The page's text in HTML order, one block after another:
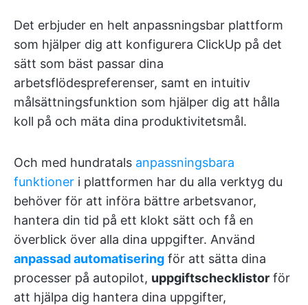
Det erbjuder en helt anpassningsbar plattform
som hjälper dig att konfigurera ClickUp på det
sätt som bäst passar dina
arbetsflödespreferenser, samt en intuitiv
målsättningsfunktion som hjälper dig att hålla
koll på och mäta dina produktivitetsmål.
Och med hundratals anpassningsbara
funktioner i plattformen har du alla verktyg du
behöver för att införa bättre arbetsvanor,
hantera din tid på ett klokt sätt och få en
överblick över alla dina uppgifter. Använd
anpassad automatisering för att sätta dina
processer på autopilot, uppgiftschecklistor för
att hjälpa dig hantera dina uppgifter,